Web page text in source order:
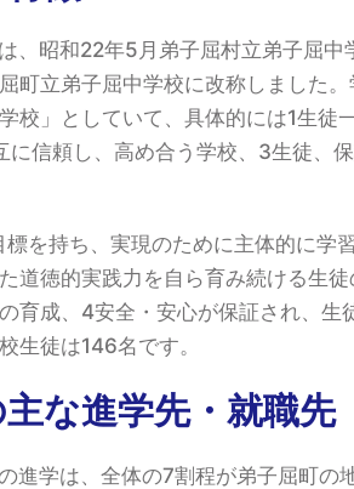
、昭和22年5月弟子屈村立弟子屈中
町立弟子屈中学校に改称しました
」としていて、具体的には1生徒
に信頼し、高め合う学校、3生徒、
を持ち、実現のために主体的に学
道徳的実践力を自ら育み続ける生
育成、4安全・安心が保証され、生
徒は146名です。
な進学先・就職先
進学は、全体の7割程が弟子屈町の